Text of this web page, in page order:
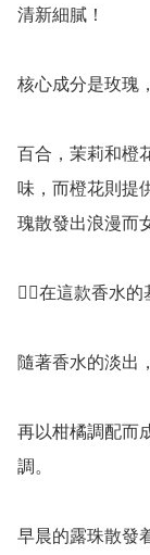
清新細膩！
核心成分是玫瑰
百合，茉莉和橙
味，而橙花則提
瑰散發出浪漫而
👉🏻在這款香水
隨著香水的淡出
再以柑橘調配而
調。
早晨的露珠散發